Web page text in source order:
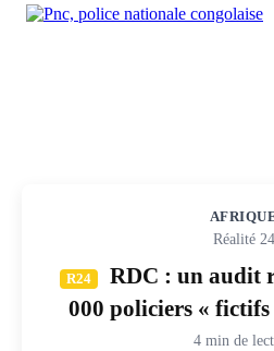
Réalité 24
R24
RDC : un audit
000 policiers «
4 min de